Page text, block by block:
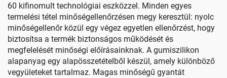
60 kifinomult technológiai eszközzel. Minden egyes
termelési tétel minőségellenőrzésen megy keresztül: nyolc
minőségellenőr közül egy végez egyetlen ellenőrzést, hogy
biztosítsa a termék biztonságos működését és
megfelelését minőségi előírásainknak. A gumiszilikon
alapanyag egy alapösszetételből készül, amely különböző
vegyületeket tartalmaz. Magas minőségű gyantát